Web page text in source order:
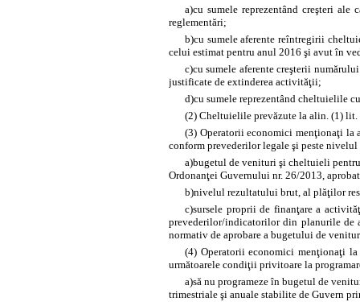
a)cu sumele reprezentând creşteri
reglementări;
b)cu sumele aferente reîntregirii
celui estimat pentru anul 2016 şi avut în
c)cu sumele aferente creşterii
justificate de extinderea activităţii;
d)cu sumele reprezentând cheltuielile
(2) Cheltuielile prevăzute la alin. (1)
(3) Operatorii economici menţionaţi
conform prevederilor legale şi peste
a)bugetul de venituri şi cheltuieli
Ordonanţei Guvernului nr. 26/2013,
b)nivelul rezultatului brut, al plăţilor
c)sursele proprii de finanţare a
prevederilor/indicatorilor din planurile de
normativ de aprobare a bugetului de
(4) Operatorii economici menţionaţi
următoarele condiţii privitoare la
a)să nu programeze în bugetul de
trimestriale şi anuale stabilite de Guvern